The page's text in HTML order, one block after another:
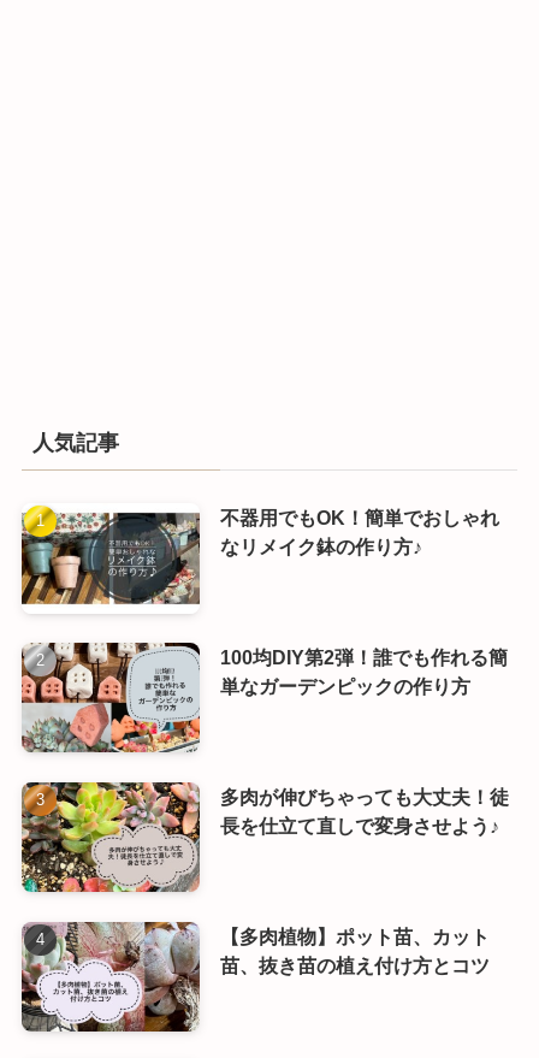
人気記事
不器用でもOK！簡単でおしゃれ
なリメイク鉢の作り方♪
100均DIY第2弾！誰でも作れる簡
単なガーデンピックの作り方
多肉が伸びちゃっても大丈夫！徒
長を仕立て直しで変身させよう♪
【多肉植物】ポット苗、カット
苗、抜き苗の植え付け方とコツ